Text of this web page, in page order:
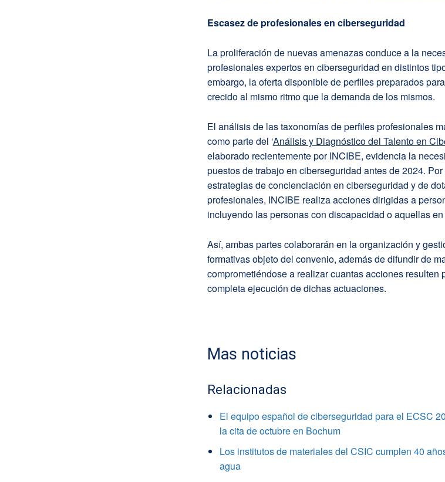
Escasez de profesionales en ciberseguridad
La proliferación de nuevas amenazas conduce a la
profesionales expertos en ciberseguridad en distintos
embargo, la oferta disponible de perfiles preparados
crecido al mismo ritmo que la demanda de los mismos.
El análisis de las taxonomías de perfiles profesionales
como parte del ‘Análisis y Diagnóstico del Talento en
elaborado recientemente por INCIBE, evidencia la
puestos de trabajo en ciberseguridad antes de 2024.
estrategias de concienciación en ciberseguridad y de
profesionales, INCIBE realiza acciones dirigidas a
incluyendo las personas con discapacidad o aquellas
Así, ambas partes colaborarán en la organización y
formativas objeto del convenio, además de difundir de
comprometiéndose a realizar cuantas acciones resulten
completa ejecución de dichas actuaciones.
Mas noticias
Relacionadas
El equipo español de ciberseguridad para el ECSC
la cita de octubre en Bochum
Los institutos de materiales del CSIC cumplen 40
agua